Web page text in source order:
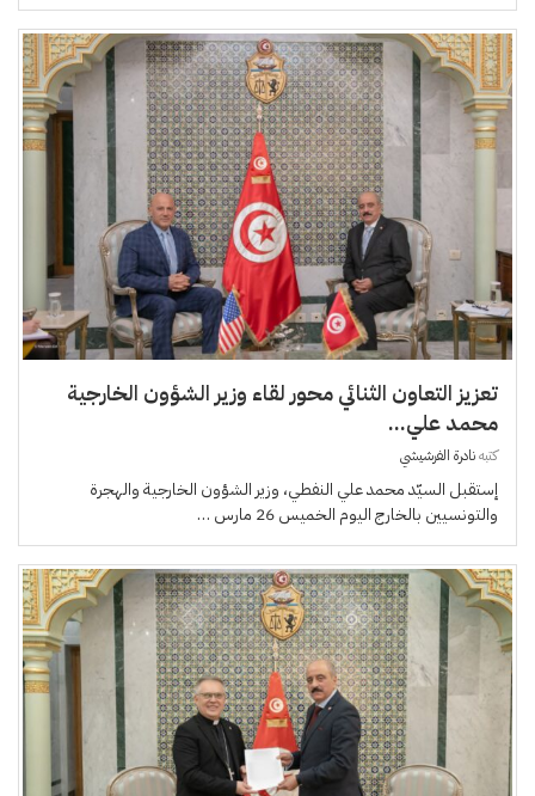
تعزيز التعاون الثنائي محور لقاء وزير الشؤون الخارجية
محمد علي...
كتبهنادرة الفرشيشي
إستقبل السيّد محمد علي النفطي، وزير الشؤون الخارجية والهجرة
والتونسيين بالخارج اليوم الخميس 26 مارس …